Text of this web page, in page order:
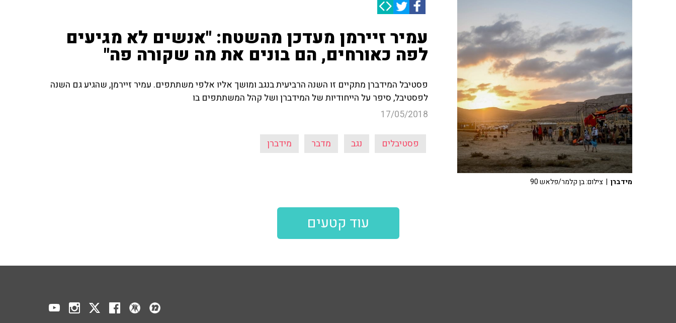
עמיר זיירמן מעדכן מהשטח: "אנשים לא מגיעים
לפה כאורחים, הם בונים את מה שקורה פה"
פסטיבל המידברן מתקיים זו השנה הרביעית בנגב ומושך אליו אלפי משתתפים. עמיר זיירמן, שהגיע גם השנה
לפסטיבל, סיפר על הייחודיות של המידברן ושל קהל המשתתפים בו
17/05/2018
פסטיבלים נגב מדבר מידברן
מידברן | צילום: בן קלמר/פלאש 90
עוד קטעים